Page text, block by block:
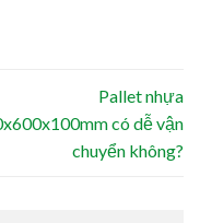
Pallet nhựa
có dễ vận
chuyển không?